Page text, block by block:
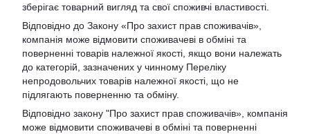
зберігає товарний вигляд та свої споживчі властивості.
Відповідно до Закону «Про захист прав споживачів»,
компанія може відмовити споживачеві в обміні та
поверненні товарів належної якості, якщо вони належать
до категорій, зазначених у чинному Переліку
непродовольчих товарів належної якості, що не
підлягають поверненню та обміну.
Відповідно закону "Про захист прав споживачів» , компанія
може відмовити споживачеві в обміні та поверненні